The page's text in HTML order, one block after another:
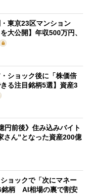
・東京23区マンション
大公開】年収500万円、
・ショック後に「株価倍
る注目銘柄5選】資産3
円前後》住み込みバイト
さん”となった資産200億
ョックで「次にマネー
銘柄 AI相場の裏で割安